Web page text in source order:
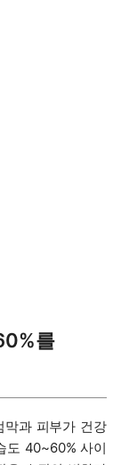
를
과 피부가 건강
도 40~60% 사이